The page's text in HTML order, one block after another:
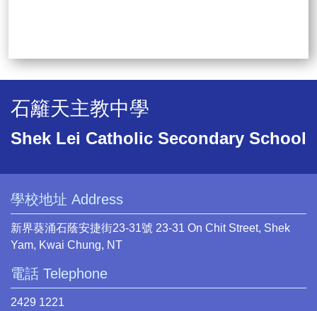
石籬天主教中學
Shek Lei Catholic Secondary School
學校地址 Address
新界葵涌石蔭安捷街23-31號 23-31 On Chit Street, Shek
Yam, Kwai Chung, NT
電話 Telephone
2429 1221